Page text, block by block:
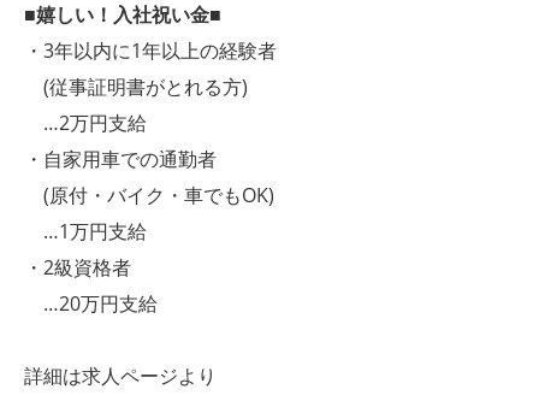
■嬉しい！入社祝い金■
・3年以内に1年以上の経験者
(従事証明書がとれる方)
…2万円支給
・自家用車での通勤者
(原付・バイク・車でもOK)
…1万円支給
・2級資格者
…20万円支給
詳細は求人ページより